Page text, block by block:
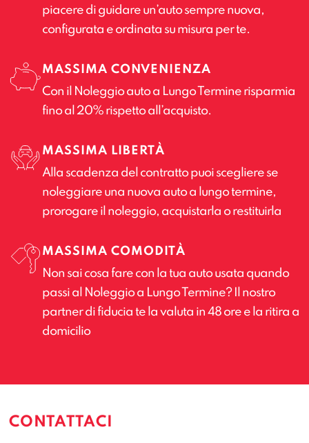
piacere di guidare un’auto sempre nuova,
configurata e ordinata su misura per te.
MASSIMA CONVENIENZA
Con il Noleggio auto a Lungo Termine risparmia
fino al 20% rispetto all’acquisto.
MASSIMA LIBERTÀ
Alla scadenza del contratto puoi scegliere se
noleggiare una nuova auto a lungo termine,
prorogare il noleggio, acquistarla o restituirla
MASSIMA COMODITÀ
Non sai cosa fare con la tua auto usata quando
passi al Noleggio a Lungo Termine? Il nostro
partner di fiducia te la valuta in 48 ore e la ritira a
domicilio
CONTATTACI